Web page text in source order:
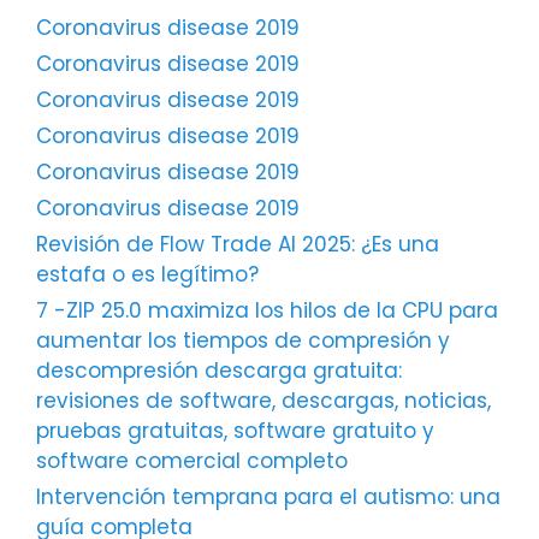
Coronavirus disease 2019
Coronavirus disease 2019
Coronavirus disease 2019
Coronavirus disease 2019
Coronavirus disease 2019
Coronavirus disease 2019
Revisión de Flow Trade AI 2025: ¿Es una
estafa o es legítimo?
7 -ZIP 25.0 maximiza los hilos de la CPU para
aumentar los tiempos de compresión y
descompresión descarga gratuita:
revisiones de software, descargas, noticias,
pruebas gratuitas, software gratuito y
software comercial completo
Intervención temprana para el autismo: una
guía completa